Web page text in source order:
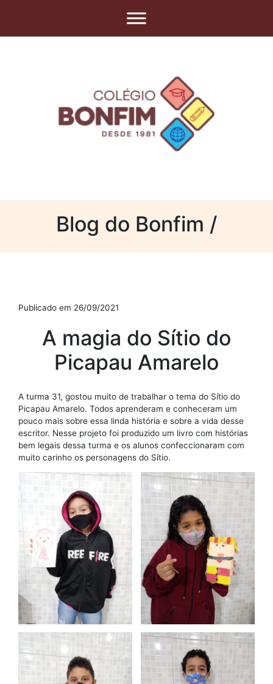
Blog do Bonfim /
Publicado em 26/09/2021
A magia do Sítio do
Picapau Amarelo
A turma 31, gostou muito de trabalhar o tema do Sítio do
Picapau Amarelo. Todos aprenderam e conheceram um
pouco mais sobre essa linda história e sobre a vida desse
escritor. Nesse projeto foi produzido um livro com histórias
bem legais dessa turma e os alunos confeccionaram com
muito carinho os personagens do Sítio.